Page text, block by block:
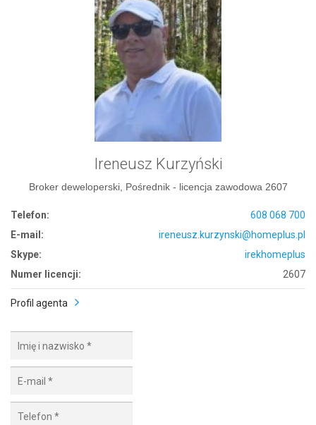
Ireneusz Kurzyński
Broker deweloperski, Pośrednik - licencja zawodowa 2607
Telefon:
608 068 700
E-mail:
ireneusz.kurzynski@homeplus.pl
Skype:
irekhomeplus
Numer licencji:
2607
Profil agenta